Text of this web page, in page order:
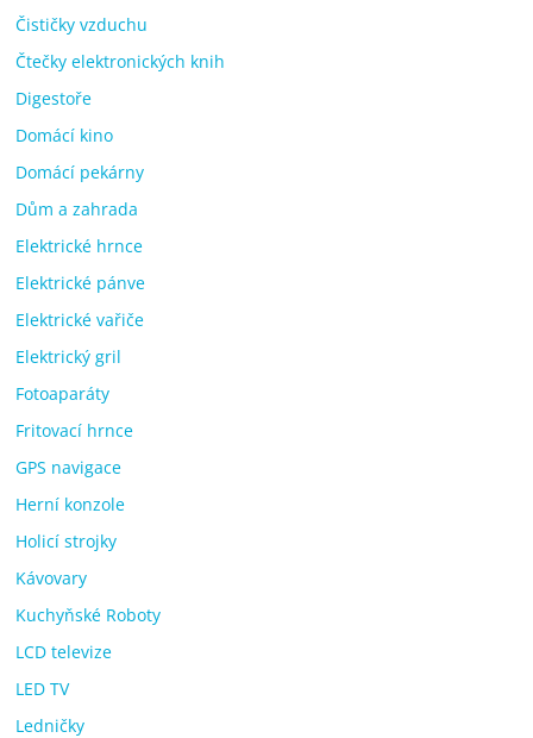
Čističky vzduchu
Čtečky elektronických knih
Digestoře
Domácí kino
Domácí pekárny
Dům a zahrada
Elektrické hrnce
Elektrické pánve
Elektrické vařiče
Elektrický gril
Fotoaparáty
Fritovací hrnce
GPS navigace
Herní konzole
Holicí strojky
Kávovary
Kuchyňské Roboty
LCD televize
LED TV
Ledničky